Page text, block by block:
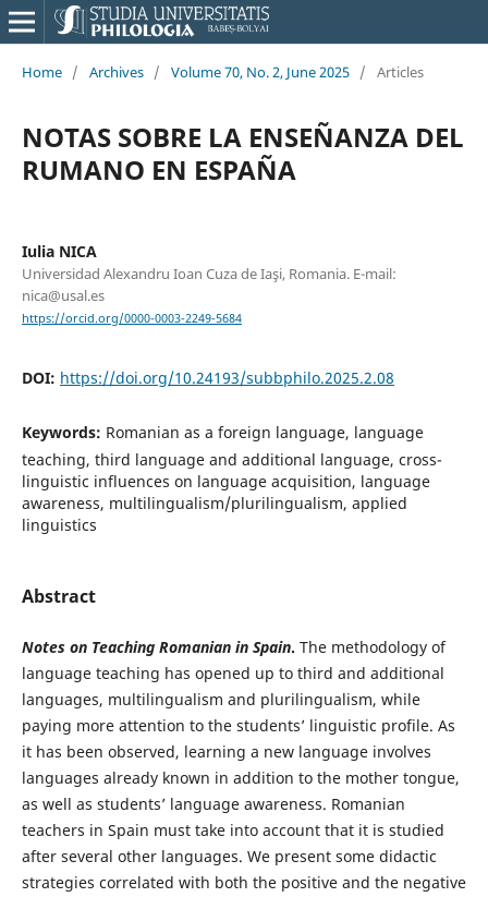
Home / Archives / Volume 70, No. 2, June 2025 / Articles
NOTAS SOBRE LA ENSEÑANZA DEL
RUMANO EN ESPAÑA
Iulia NICA
Universidad Alexandru Ioan Cuza de Iaşi, Romania. E-mail:
nica@usal.es
https://orcid.org/0000-0003-2249-5684
DOI: https://doi.org/10.24193/subbphilo.2025.2.08
Keywords: Romanian as a foreign language, language
teaching, third language and additional language, cross-
linguistic influences on language acquisition, language
awareness, multilingualism/plurilingualism, applied
linguistics
Abstract
Notes on Teaching Romanian in Spain. The methodology of
language teaching has opened up to third and additional
languages, multilingualism and plurilingualism, while
paying more attention to the students’ linguistic profile. As
it has been observed, learning a new language involves
languages already known in addition to the mother tongue,
as well as students’ language awareness. Romanian
teachers in Spain must take into account that it is studied
after several other languages. We present some didactic
strategies correlated with both the positive and the negative